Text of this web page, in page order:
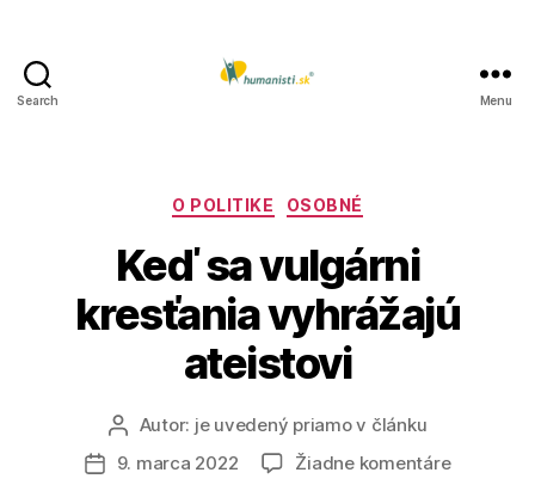
Search Menu
Kategórie
O POLITIKE OSOBNÉ
Keď sa vulgárni
kresťania vyhrážajú
ateistovi
Autor
článku
Autor: je uvedený priamo v článku
Dátum
9. marca 2022 Žiadne komentárena